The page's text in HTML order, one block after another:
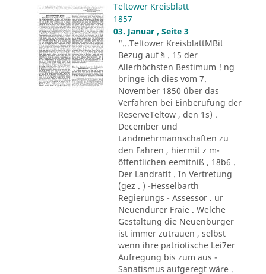
Teltower Kreisblatt
1857
03. Januar , Seite 3
"...Teltower KreisblattMBit
Bezug auf § . 15 der
Allerhöchsten Bestimum ! ng
bringe ich dies vom 7.
November 1850 über das
Verfahren bei Einberufung der
ReserveTeltow , den 1s) .
December und
Landmehrmannschaften zu
den Fahren , hiermit z m-
öffentlichen eemitniß , 18b6 .
Der Landratlt . In Vertretung
(gez . ) -Hesselbarth
Regierungs - Assessor . ur
Neuendurer Fraie . Welche
Gestaltung die Neuenburger
ist immer zutrauen , selbst
wenn ihre patriotische Lei7er
Aufregung bis zum aus -
Sanatismus aufgeregt wäre .